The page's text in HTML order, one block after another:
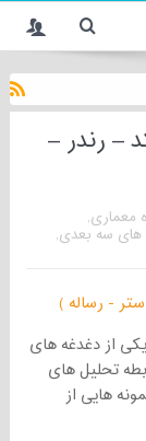
– رندر –
معماری,
های سه بعدی,
از دغدغه های
تحلیل های
هایی از